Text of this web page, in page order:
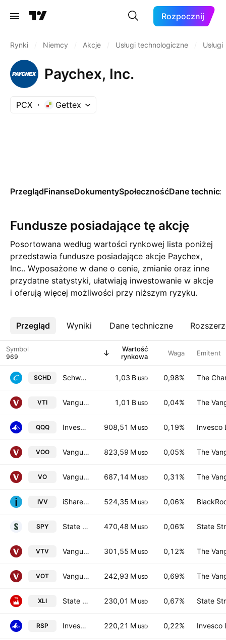
Rozpocznij
Rynki Niemcy Akcje Usługi technologiczne
Paychex, Inc.
PCX Gettex
PrzeglądFinanseDokumentySpołecznośćDane
Fundusze posiadające tę akcję
Posortowana według wartości rynkowej lista poniżej
przedstawia fundusze posiadające akcje Paychex,
Inc.. Wyposażone w dane o cenie, zmianie oraz inne
przydatne statystyki, ułatwiają inwestowanie w akcje
i oferują więcej możliwości przy niższym ryzyku.
Przegląd Wyniki Dane techniczne
Więcej
Symbol
Wartość
rynkowa
Waga Emitent
SCHD Schwab US Dividend Equity ETF 1,03 B USD 0,98% The
VTI Vanguard Morningstar Total Stock Market ETF 1,01 B USD 0,04% The
QQQ Invesco QQQ Trust Series I 908,51 M USD 0,19% Invesco
VOO Vanguard S&P 500 ETF 823,59 M USD 0,05% The
VO Vanguard Morningstar Mid-Cap ETF 687,14 M USD 0,31% The
IVV iShares Core S&P 500 ETF 524,35 M USD 0,06%
SPY State Street SPDR S&P 500 ETF 470,48 M USD 0,06% State
VTV Vanguard Morningstar Value ETF 301,55 M USD 0,12% The
VOT Vanguard Morningstar Mid-Cap Growth ETF 242,93 M USD 0,69% The
XLI State Street Industrial Select Sector SPDR ETF 230,01 M USD 0,67% State
RSP Invesco S&P 500 Equal Weight ETF 220,21 M USD 0,22% Invesco